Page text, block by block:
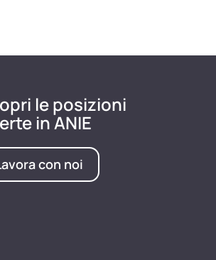
le posizioni
in ANIE
con noi